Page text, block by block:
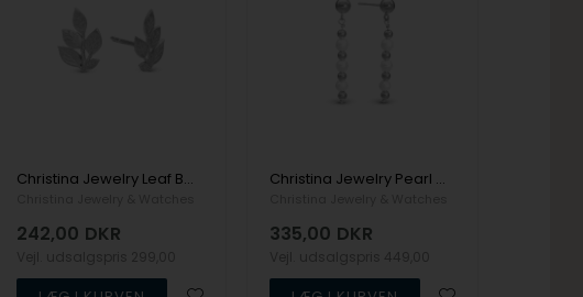
Christina Jewelry Leaf Beauty Ørehænger
242,00 DKR
Christina Jewelry Pearl mix Ørehænger
335,00 DKR